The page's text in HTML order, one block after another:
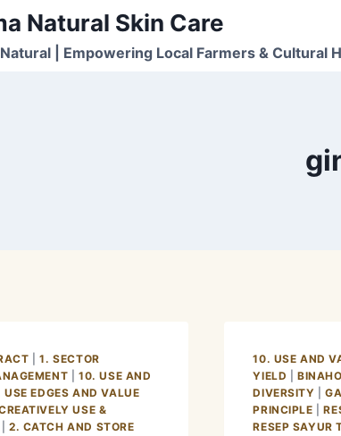
Natural Skin Care
| Empowering Local Farmers & Cultural
|1. SECTOR
|10. USE AND
USE EDGES AND VALUE
USE &
2. CATCH AND STORE
10. USE AND
YIELD |
DIVERSITY |
PRINCIPLE |
RESEP SAYUR